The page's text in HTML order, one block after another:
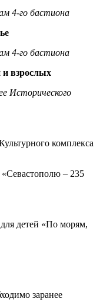
4-го бастиона
4-го бастиона
и взрослых
Исторического
комплекса
– 235
детей «По морям,
заранее